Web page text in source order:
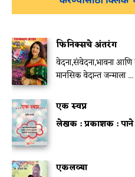
फिनिक्सचे अंतरंग
वेदना,संवेदना,भावना
मानसिक वेदान्त जन्माला ...
एक स्वप्न
लेखक :प्रकाशक :
एकलव्या